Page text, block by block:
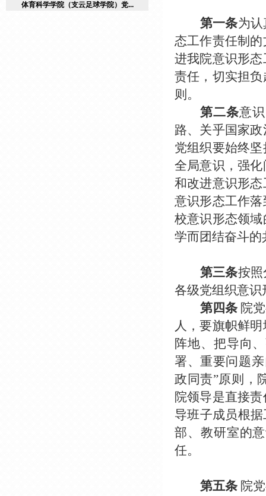
体育科学学院（支云足球学院）党...
第一条为
态工作责任制
进我院意识形
责任，切实担
则。
第二条意
路、关乎国家
党组织要始终
全局意识，强
和改进意识形
意识形态工作
校意识形态领
学而团结奋斗
第三条按
各级党组织意
第四条 院
人，要旗帜鲜
阵地、把导向
署、重要问题
政同责”原则，
院领导是直接
导班子成员根
部、教研室的
任。
第五条 院